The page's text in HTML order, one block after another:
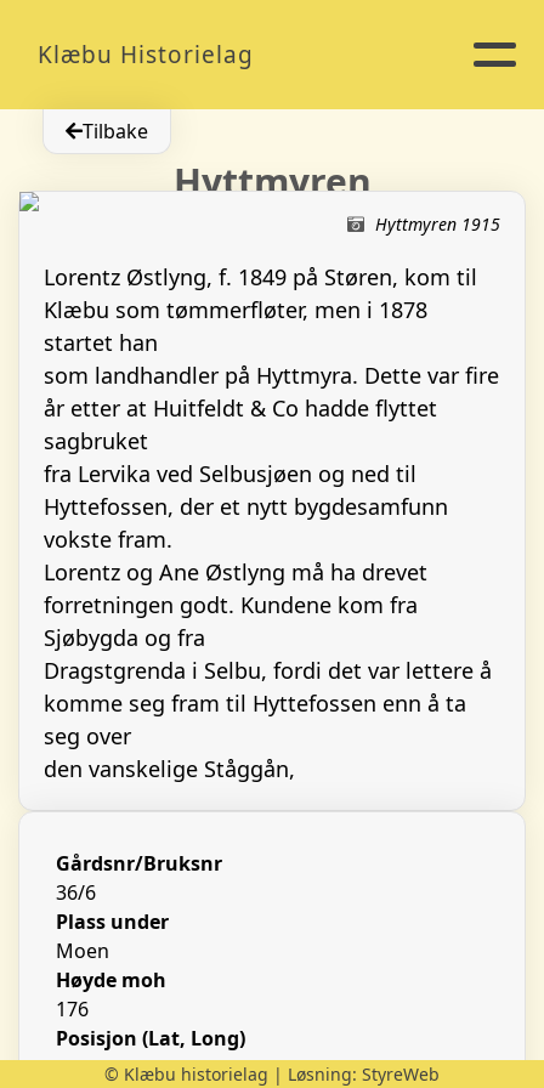
Klæbu Historielag
Tilbake
Hyttmyren
Hyttmyren 1915
Lorentz Østlyng, f. 1849 på Støren, kom til
Klæbu som tømmerfløter, men i 1878
startet han
som landhandler på Hyttmyra. Dette var fire
år etter at Huitfeldt & Co hadde flyttet
sagbruket
fra Lervika ved Selbusjøen og ned til
Hyttefossen, der et nytt bygdesamfunn
vokste fram.
Lorentz og Ane Østlyng må ha drevet
forretningen godt. Kundene kom fra
Sjøbygda og fra
Dragstgrenda i Selbu, fordi det var lettere å
komme seg fram til Hyttefossen enn å ta
seg over
den vanskelige Ståggån,
Gårdsnr/Bruksnr
36/6
Plass under
Moen
Høyde moh
176
Posisjon (Lat, Long)
63.25929, 10.45627
© Klæbu historielag | Løsning: StyreWeb